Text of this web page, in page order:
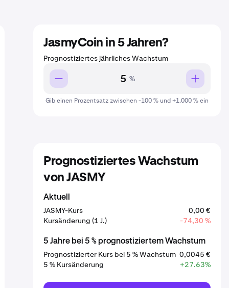
JasmyCoin in 5 Jahren?
Prognostiziertes jährliches Wachstum
%
Gib einen Prozentsatz zwischen -100 % und +1.000 % ein
Prognostiziertes Wachstum
von JASMY
Aktuell
JASMY-Kurs
0,00 €
Kursänderung (1 J.)
-74,30 %
5 Jahre bei 5 % prognostiziertem Wachstum
Prognostizierter Kurs bei 5 % Wachstum 0,0045 €
5 % Kursänderung
+27.63%